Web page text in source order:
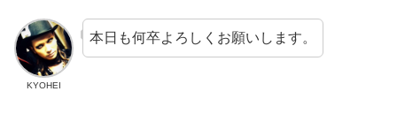
KYOHEI
本日も何卒よろしくお願いします。